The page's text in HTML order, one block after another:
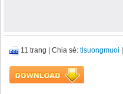
11 trang Chia sẻ: tlsuongmuoi